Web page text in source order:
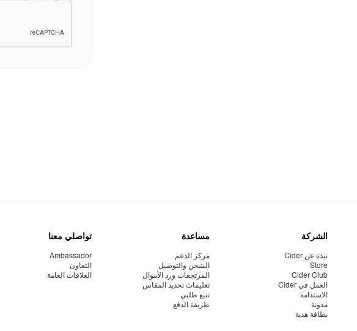
الشركة
نبذة عن Cider
Store
Cider Club
العمل في Cider
الاستدامة
مدونة
بطاقة هدية
مساعدة
مركز الدعم
الشحن والتوصيل
المرتجعات ورد الأموال
تعليمات تحديد المقاس
تتبع طلبي
طريقة الدفع
تواصلي معنا
Ambassador
التعاون
العلاقات العامة